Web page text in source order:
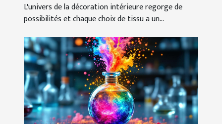
L'univers de la décoration intérieure regorge de
possibilités et chaque choix de tissu a un...